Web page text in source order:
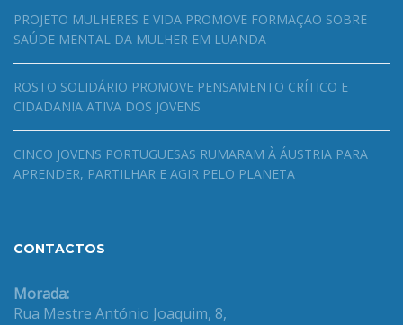
PROJETO MULHERES E VIDA PROMOVE FORMAÇÃO SOBRE
SAÚDE MENTAL DA MULHER EM LUANDA
ROSTO SOLIDÁRIO PROMOVE PENSAMENTO CRÍTICO E
CIDADANIA ATIVA DOS JOVENS
CINCO JOVENS PORTUGUESAS RUMARAM À ÁUSTRIA PARA
APRENDER, PARTILHAR E AGIR PELO PLANETA
CONTACTOS
Morada:
Rua Mestre António Joaquim, 8,